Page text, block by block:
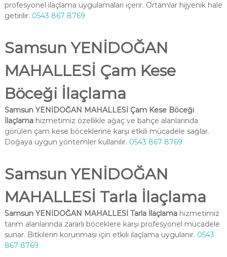
profesyonel ilaçlama uygulamaları içerir. Ortamlar hijyenik hale
getirilir. 0543 867 8769
Samsun YENİDOĞAN
MAHALLESİ Çam Kese
Böceği İlaçlama
Samsun YENİDOĞAN MAHALLESİ Çam Kese Böceği
İlaçlamahizmetimiz özellikle ağaç ve bahçe alanlarında
görülen çam kese böceklerine karşı etkili mücadele sağlar.
Doğaya uygun yöntemler kullanılır. 0543 867 8769
Samsun YENİDOĞAN
MAHALLESİ Tarla İlaçlama
Samsun YENİDOĞAN MAHALLESİ Tarla İlaçlamahizmetimiz
tarım alanlarında zararlı böceklere karşı profesyonel mücadele
sunar. Bitkilerin korunması için etkili ilaçlama uygulanır. 0543
867 8769